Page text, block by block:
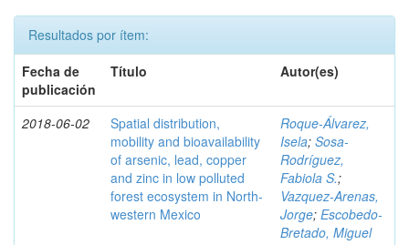
Resultados por ítem:
Fecha de
publicación
Título Autor(es)
2018-06-02
Spatial distribution,
mobility and bioavailability
of arsenic, lead, copper
and zinc in low polluted
forest ecosystem in North-
western Mexico
Roque-Álvarez,
Isela; Sosa-
Rodríguez,
Fabiola S.;
Vazquez-Arenas,
Jorge; Escobedo-
Bretado, Miguel